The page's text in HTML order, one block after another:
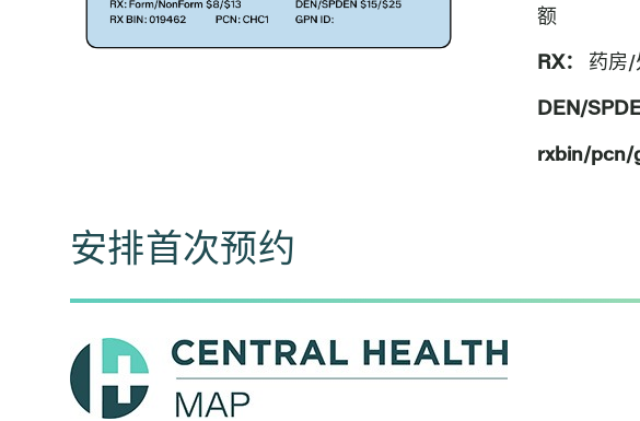
额
RX：
药房/
DEN/
rxbin/pcn/
安排首次预约